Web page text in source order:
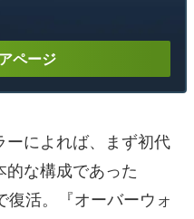
ページ
ーによれば、まず初代
的な構成であった
復活。『オーバーウォ